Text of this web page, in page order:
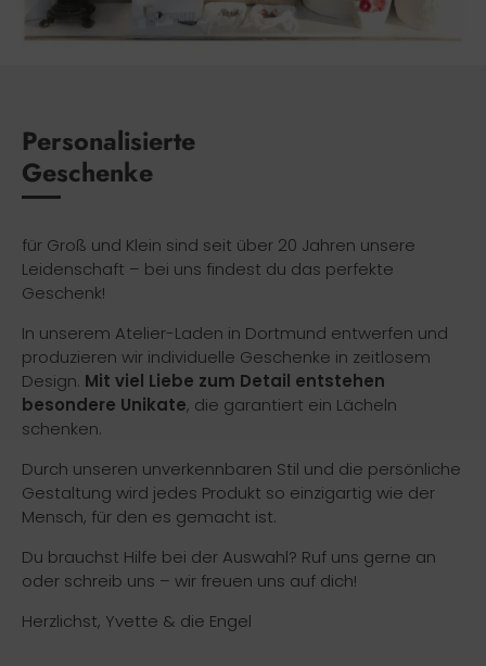
Personalisierte
Geschenke
für Groß und Klein sind seit über 20 Jahren unsere
Leidenschaft – bei uns findest du das perfekte
Geschenk!
In unserem Atelier-Laden in Dortmund entwerfen und
produzieren wir individuelle Geschenke in zeitlosem
Design. Mit viel Liebe zum Detail entstehen
besondere Unikate, die garantiert ein Lächeln
schenken.
Durch unseren unverkennbaren Stil und die persönliche
Gestaltung wird jedes Produkt so einzigartig wie der
Mensch, für den es gemacht ist.
Du brauchst Hilfe bei der Auswahl? Ruf uns gerne an
oder schreib uns – wir freuen uns auf dich!
Herzlichst, Yvette & die Engel